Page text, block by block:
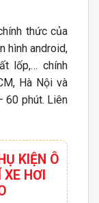
thức của
hình android,
lốp,… chính
Hà Nội và
60 phút. Liên
KIỆN Ô
HƠI